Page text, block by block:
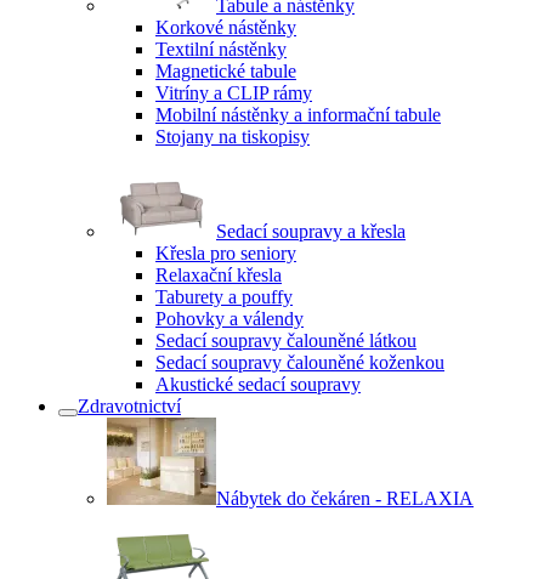
Tabule a nástěnky
Korkové nástěnky
Textilní nástěnky
Magnetické tabule
Vitríny a CLIP rámy
Mobilní nástěnky a informační tabule
Stojany na tiskopisy
Sedací soupravy a křesla
Křesla pro seniory
Relaxační křesla
Taburety a pouffy
Pohovky a válendy
Sedací soupravy čalouněné látkou
Sedací soupravy čalouněné koženkou
Akustické sedací soupravy
Zdravotnictví
Nábytek do čekáren - RELAXIA